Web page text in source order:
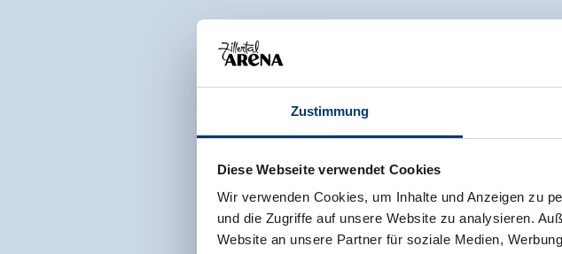
Zustimmung
Diese Webseite verwendet Cookies
Wir verwenden Cookies, um Inhalte und Anzeigen zu
und die Zugriffe auf unsere Website zu analysieren.
Website an unsere Partner für soziale Medien,